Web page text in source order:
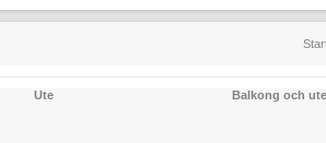
Ute Balkong och